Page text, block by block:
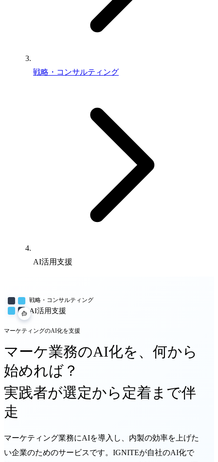
戦略・コンサルティング
AI活用支援
戦略・コンサルティング
AI活用支援
マーケティングのAI化を支援
マーケ業務のAI化を、何から
始めれば？
実践者が選定から定着まで伴
走
マーケティング業務にAIを導入し、内製の効率を上げた
い企業のためのサービスです。IGNITEが自社のAI化で